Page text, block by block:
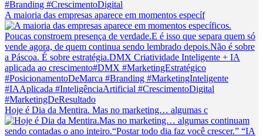
A maioria das empresas aparece em momentos específ
Hoje é Dia da Mentira. Mas no marketing… algumas c